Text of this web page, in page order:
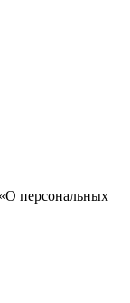
персональных